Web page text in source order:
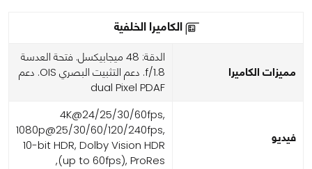
الكاميرا الخلفية
مميزات الكاميرا
الدقة: 48 ميجابيكسل. فتحة العدسة
f/1.8. دعم التثبيت البصري OIS. دعم
dual Pixel PDAF
فيديو
4K@24/25/30/60fps,
1080p@25/30/60/120/240fps,
10-bit HDR, Dolby Vision HDR
(up to 60fps), ProRes,